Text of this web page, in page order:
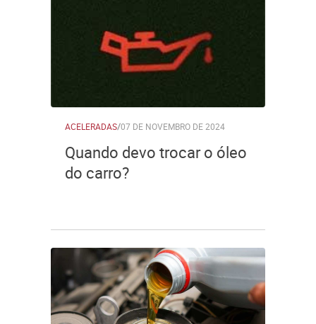
ACELERADAS/07 DE NOVEMBRO DE 2024
Quando devo trocar o óleo
do carro?